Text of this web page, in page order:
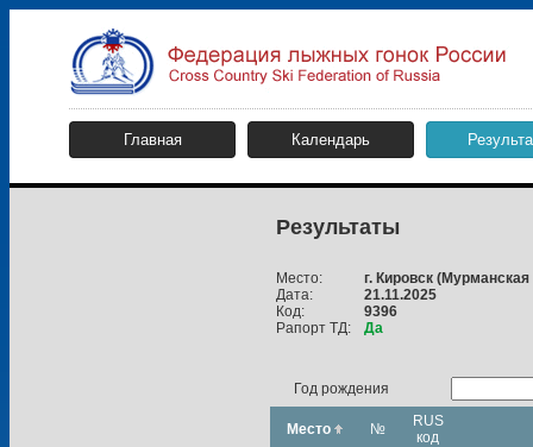
Главная Календарь
Результаты
Место:
Дата:
Код:
Рапорт ТД:
г. Кировск (Мурманская
21.11.2025
9396
Да
Год рождения
Место №
RUS
код